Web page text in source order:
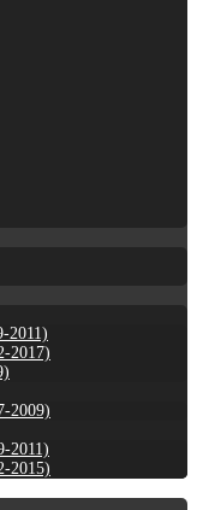
2011)
2017)
2009)
2011)
2015)